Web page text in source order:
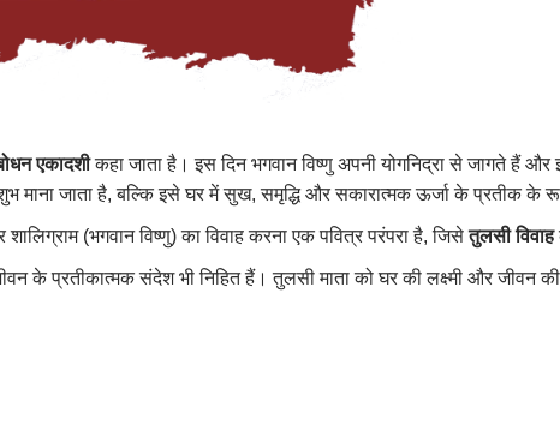
एकादशीकहा जाता है। इस दिन भगवान विष्णु अपनी योगनिद्रा से जागते हैं और
माना जाता है, बल्कि इसे घर में सुख, समृद्धि और सकारात्मक ऊर्जा के प्रतीक के
(भगवान विष्णु) का विवाह करना एक पवित्र परंपरा है, जिसेतुलसी विवाह
के प्रतीकात्मक संदेश भी निहित हैं। तुलसी माता को घर की लक्ष्मी और जीवन